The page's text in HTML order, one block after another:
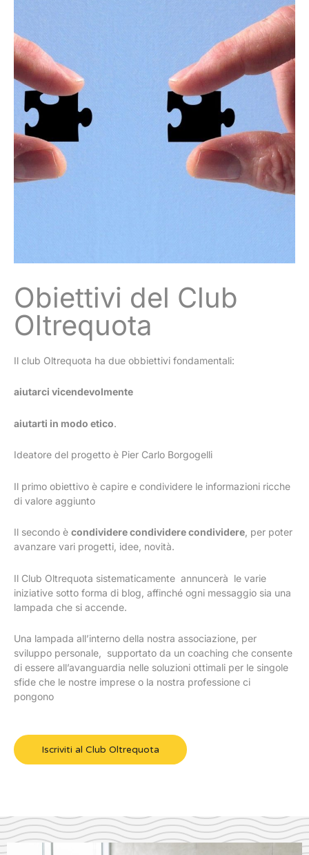
Obiettivi del Club
Oltrequota
Il club Oltrequota ha due obbiettivi fondamentali:
aiutarci vicendevolmente
aiutarti in modo etico.
Ideatore del progetto è Pier Carlo Borgogelli
Il primo obiettivo è capire e condividere le informazioni ricche
di valore aggiunto
Il secondo è condividere condividere condividere, per poter
avanzare vari progetti, idee, novità.
Il Club Oltrequota sistematicamente annuncerà le varie
iniziative sotto forma di blog, affinché ogni messaggio sia una
lampada che si accende.
Una lampada all’interno della nostra associazione, per
sviluppo personale, supportato da un coaching che consente
di essere all’avanguardia nelle soluzioni ottimali per le singole
sfide che le nostre imprese o la nostra professione ci
pongono
Iscriviti al Club Oltrequota